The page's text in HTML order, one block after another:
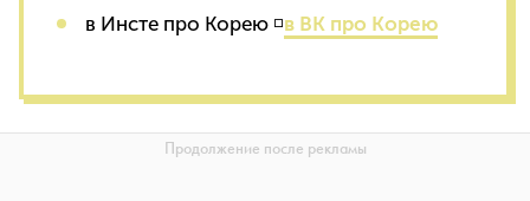
в Инсте про Корею ◽в ВК про Корею